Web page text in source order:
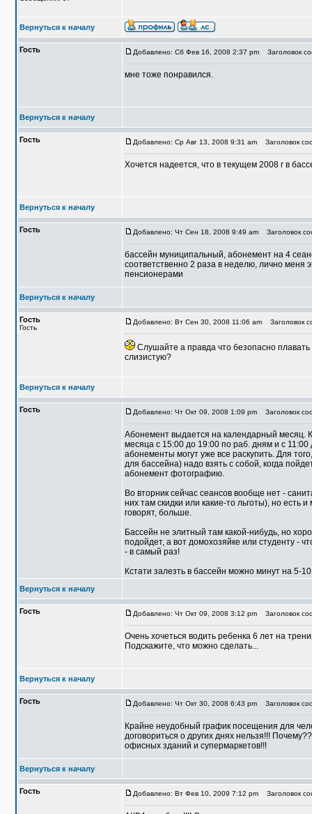
Вернуться к началу
Гость Добавлено: Сб Фев 16, 2008 2:37 pm Заголовок
мне тоже понравился.
Вернуться к началу
Гость Добавлено: Ср Авг 13, 2008 9:31 am Заголовок
Хочется надеется, что в текущем 2008 г в
Вернуться к началу
Гость Добавлено: Чт Сен 18, 2008 9:49 am Заголовок
бассейн муниципальный, абонемент на 4
соответственно 2 раза в неделю, лично меня
пенсионерами
Вернуться к началу
Гость
Гость
Добавлено: Вт Сен 30, 2008 11:06 am Заголовок
Слушайте а правда что безопасно плавать
слизистую?
Вернуться к началу
Гость Добавлено: Чт Окт 09, 2008 1:09 pm Заголовок
Абонемент выдается на календарный месяц.
месяца с 15:00 до 19:00 по раб. дням и с 11:00
абонементы могут уже все раскупить. Для
для бассейна) надо взять с собой, когда
абонемент фотографию.
Во вторник сейчас сеансов вообще нет -
них там скидки или какие-то льготы), но
говорят, больше.
Бассейн не элитный там какой-нибудь, но
подойдет, а вот домохозяйке или студенту -
- в самый раз!
Кстати залезть в бассейн можно минут на 5-
Вернуться к началу
Гость Добавлено: Чт Окт 09, 2008 3:12 pm Заголовок
Очень хочеться водить ребенка 6 лет на
Подскажите, что можно сделать...
Вернуться к началу
Гость Добавлено: Чт Окт 30, 2008 6:43 pm Заголовок
Крайне неудобный график посещения для
договориться о других днях нельзя!!!
офисных зданий и супермаркетов!!!
Вернуться к началу
Гость Добавлено: Вт Фев 10, 2009 7:12 pm Заголовок